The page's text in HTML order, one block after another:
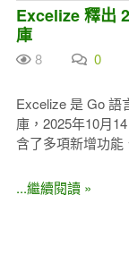
Excelize 釋出
庫
8 0
Excelize 是 Go 語
庫，2025年10月
含了多項新增功能
...繼續閱讀 »